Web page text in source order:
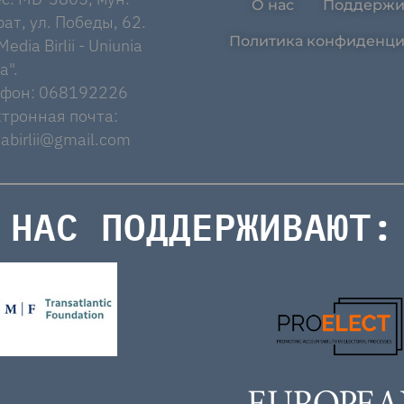
ул. Победы, 62.
Birlii - Uniunia
068192226
почта:
О нас
Политика
НАС ПОДДЕРЖИВАЮТ: